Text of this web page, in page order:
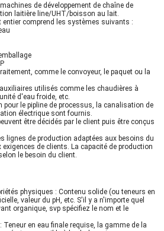
de développement de chaîne de
laitière line/UHT/boisson au lait.
entier comprend les systèmes suivants :
comme le convoyeur, le paquet ou la
utilisés comme les chaudières à
d'eau froide, etc.
le pipline de processus, la canalisation de
électrique sont fournis.
être décidés par le client puis être conçus
lignes de production adaptées aux besoins du
de clients. La capacité de production
le besoin du client.
physiques : Contenu solide (ou teneurs en
valeur du pH, etc. S'il y a n'importe quel
organique, svp spécifiez le nom et le
en eau finale requise, la gamme de la